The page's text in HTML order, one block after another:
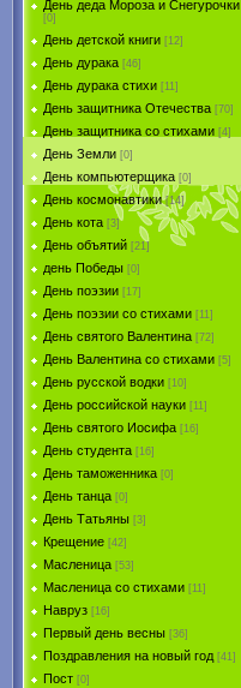
День деда Мороза и Снегурочки
[0]
День детской книги [12]
День дурака [46]
День дурака стихи [11]
День защитника Отечества [70]
День защитника со стихами [4]
День Земли [0]
День компьютерщика [0]
День космонавтики [14]
День кота [3]
День объятий [21]
день Победы [0]
День поэзии [17]
День поэзии со стихами [11]
День святого Валентина [72]
День Валентина со стихами [5]
День русской водки [10]
День российской науки [11]
День святого Иосифа [16]
День студента [16]
День таможенника [0]
День танца [0]
День Татьяны [3]
Крещение [42]
Масленица [53]
Масленица со стихами [11]
Навруз [16]
Первый день весны [36]
Поздравления на новый год [41]
Пост [0]